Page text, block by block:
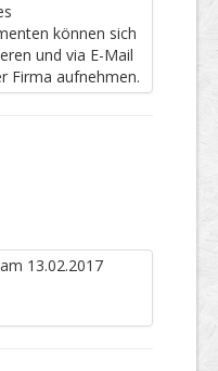
können sich
und via E-Mail
Firma aufnehmen.
13.02.2017